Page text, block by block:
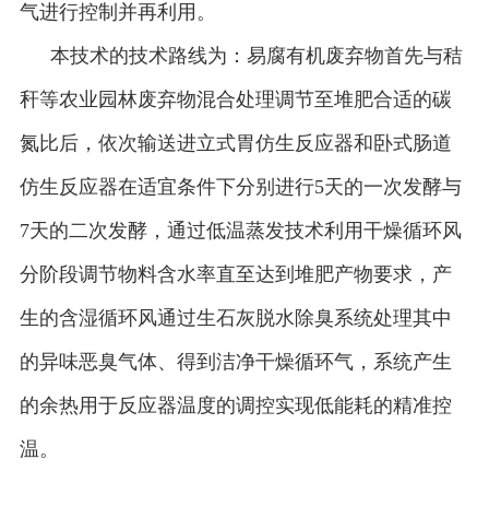
气进行控制并再利用。
本技术的技术路线为：易腐有机废弃物首先与秸
秆等农业园林废弃物混合处理调节至堆肥合适的碳
氮比后，依次输送进立式胃仿生反应器和卧式肠道
仿生反应器在适宜条件下分别进行5天的一次发酵与
7天的二次发酵，通过低温蒸发技术利用干燥循环风
分阶段调节物料含水率直至达到堆肥产物要求，产
生的含湿循环风通过生石灰脱水除臭系统处理其中
的异味恶臭气体、得到洁净干燥循环气，系统产生
的余热用于反应器温度的调控实现低能耗的精准控
温。